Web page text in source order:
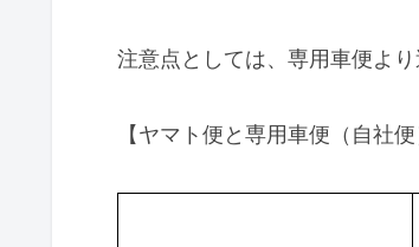
注意点としては、専用車便より
【ヤマト便と専用車便（自社便